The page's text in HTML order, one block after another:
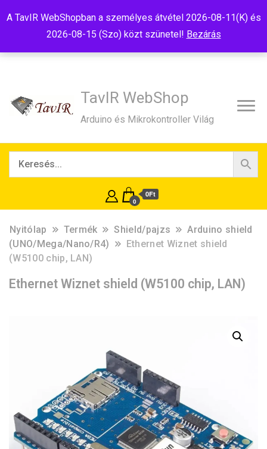
A TavIR WebShopban a személyes átvétel 2026-08-11(K) és
2026-08-15 (Szo) közt szünetel! Bezárás
TavIR WebShop
Arduino és Mikrokontroller Világ
0
0Ft
Nyitólap Termék Shield/pajzs
Arduino shield
(UNO/Mega/Nano/R4)
Ethernet Wiznet shield
(W5100 chip, LAN)
Ethernet Wiznet shield (W5100 chip, LAN)